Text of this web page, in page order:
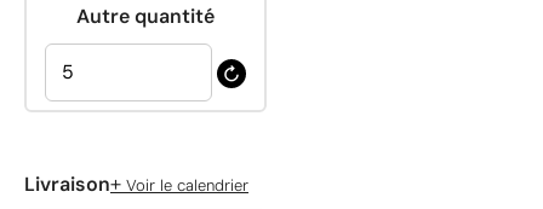
Autre quantité
Livraison+ Voir le calendrier